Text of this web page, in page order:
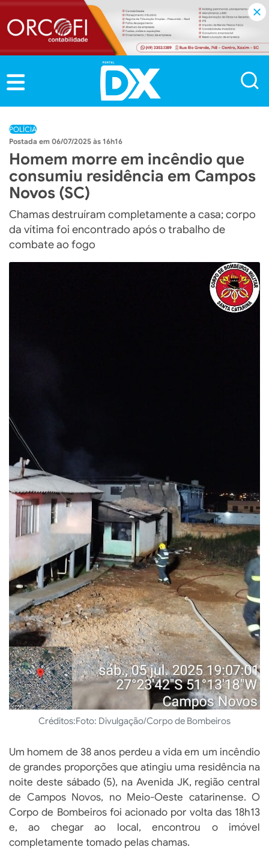
POLÍCIA
06/07/2025 às 16h16
Homem morre em incêndio que
consumiu residência em Campos
Novos (SC)
Chamas destruíram completamente a casa; corpo
da vítima foi encontrado após o trabalho de
combate ao fogo
Créditos:Foto: Divulgação/Corpo de Bombeiros
Um homem de 38 anos perdeu a vida em um incêndio
de grandes proporções que atingiu uma residência na
noite deste sábado (5), na Avenida JK, região central
de Campos Novos, no Meio-Oeste catarinense. O
Corpo de Bombeiros foi acionado por volta das 18h13
e, ao chegar ao local, encontrou o imóvel
completamente tomado pelas chamas.